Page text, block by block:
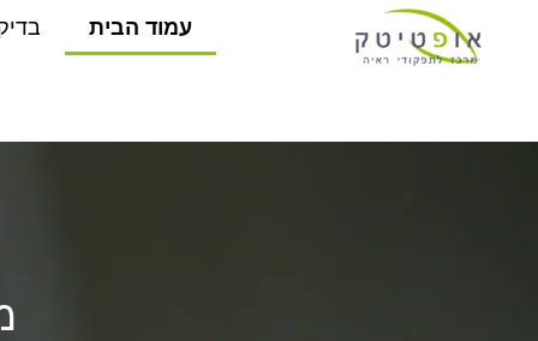
עמוד הבית